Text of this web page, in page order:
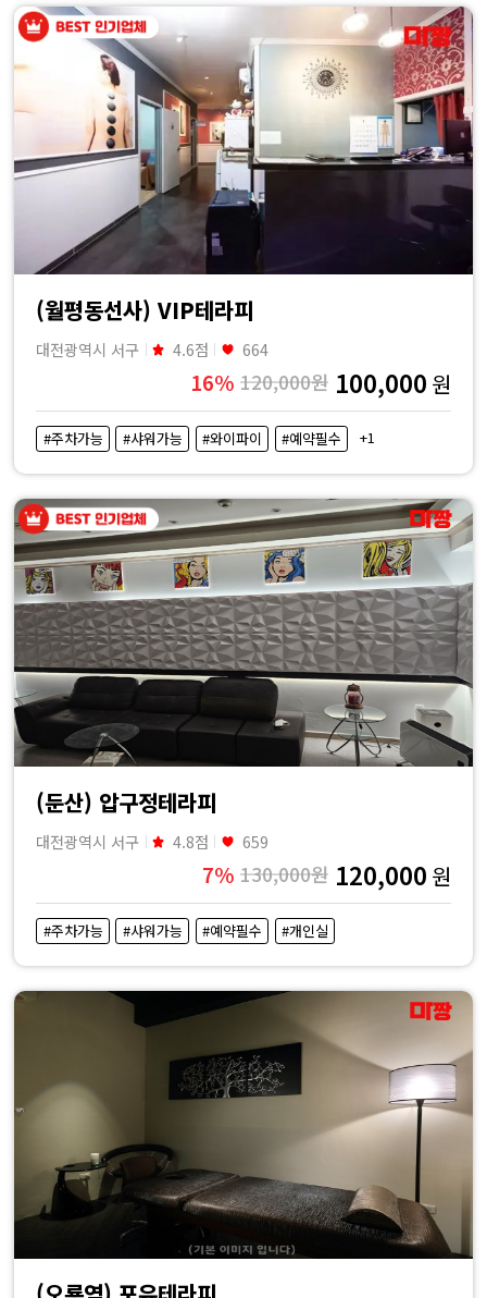
(월평동선사) VIP테라피
대전광역시 서구 4.6점 664
16% 120,000원 100,000 원
#주차가능 #샤워가능 #와이파이 #예약필수 +1
(둔산) 압구정테라피
대전광역시 서구 4.8점 659
7% 130,000원 120,000 원
#주차가능 #샤워가능 #예약필수 #개인실